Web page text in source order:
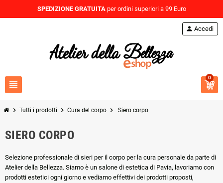
SPEDIZIONE GRATUITAper ordini superiori a 99 Euro
view_headline
person Accedi
0
chevron_right Tutti i prodotti chevron_right Cura del corpo chevron_right Siero corpo
SIERO CORPO
Selezione professionale di sieri per il corpo per la cura personale da parte di
Atelier della Bellezza. Siamo è un salone di estetica di Pavia, lavoriamo con
prodotti estetici ogni giorno e vediamo effettivi dei prodotti proposti,